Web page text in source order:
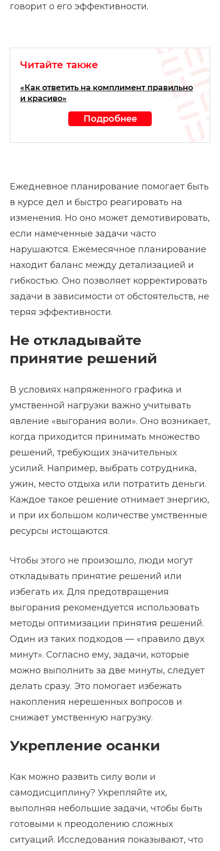
говорит о его эффективности.
Читайте также
«Как ответить на комплимент правильно
и красиво»
Подробнее
Ежедневное планирование помогает быть
в курсе дел и быстро реагировать на
изменения. Но оно может демотивировать,
если намеченные задачи часто
нарушаются. Ежемесячное планирование
находит баланс между детализацией и
гибкостью. Оно позволяет корректировать
задачи в зависимости от обстоятельств, не
теряя эффективности.
Не откладывайте
принятие решений
В условиях напряженного графика и
умственной нагрузки важно учитывать
явление «выгорания воли». Оно возникает,
когда приходится принимать множество
решений, требующих значительных
усилий. Например, выбрать сотрудника,
ужин, место отдыха или потратить деньги.
Каждое такое решение отнимает энергию,
и при их большом количестве умственные
ресурсы истощаются.
Чтобы этого не произошло, люди могут
откладывать принятие решений или
избегать их. Для предотвращения
выгорания рекомендуется использовать
методы оптимизации принятия решений.
Один из таких подходов — «правило двух
минут». Согласно ему, задачи, которые
можно выполнить за две минуты, следует
делать сразу. Это помогает избежать
накопления нерешенных вопросов и
снижает умственную нагрузку.
Укрепление осанки
Как можно развить силу воли и
самодисциплину? Укрепляйте их,
выполняя небольшие задачи, чтобы быть
готовыми к преодолению сложных
ситуаций. Исследования показывают, что